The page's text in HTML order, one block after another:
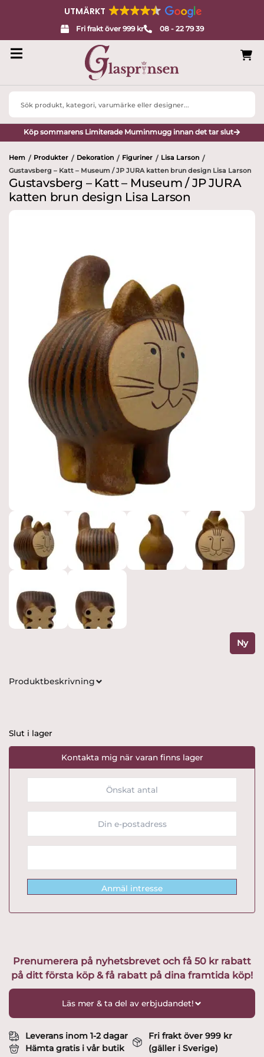
UTMÄRKT
Fri frakt över 999 kr 08 - 22 79 39
Search
Köp sommarens Limiterade Muminmugg innan det tar slut
Hem / Produkter / Dekoration / Figuriner / Lisa Larson /
Gustavsberg – Katt – Museum / JP JURA katten brun design Lisa Larson
Gustavsberg – Katt – Museum / JP JURA
katten brun design Lisa Larson
Ny
Produktbeskrivning
Slut i lager
Kontakta mig när varan finns lager
Anmäl intresse
Prenumerera på nyhetsbrevet och få 50 kr rabatt
på ditt första köp & få rabatt på dina framtida köp!
Läs mer & ta del av erbjudandet!
Leverans inom 1-2 dagar
Hämta gratis i vår butik
Fri frakt över 999 kr
(gäller i Sverige)